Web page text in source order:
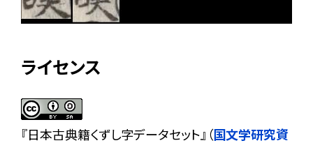
ライセンス
『日本古典籍くずし字データセット 』（国文学研究資